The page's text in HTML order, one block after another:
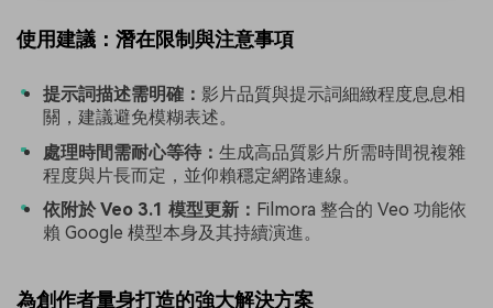
使用建議：潛在限制與注意事項
提示詞描述需明確： 影片品質與提示詞細緻程度息息相
關，建議避免模糊表述。
處理時間需耐心等待： 生成高品質影片所需時間視複雜
程度與片長而定，並仰賴穩定網路連線。
依附於 Veo 3.1 模型更新： Filmora 整合的 Veo 功能依
賴 Google 模型本身及其持續演進。
為創作者量身打造的強大解決方案